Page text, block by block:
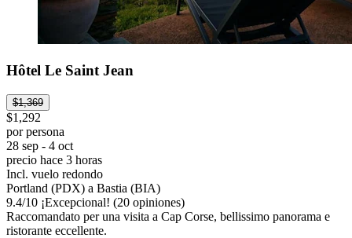
Hôtel Le Saint Jean
$1,369
$1,292
por persona
28 sep - 4 oct
precio hace 3 horas
Incl. vuelo redondo
Portland (PDX) a Bastia (BIA)
9.4/10 ¡Excepcional! (20 opiniones)
Raccomandato per una visita a Cap Corse, bellissimo panorama e
ristorante eccellente.